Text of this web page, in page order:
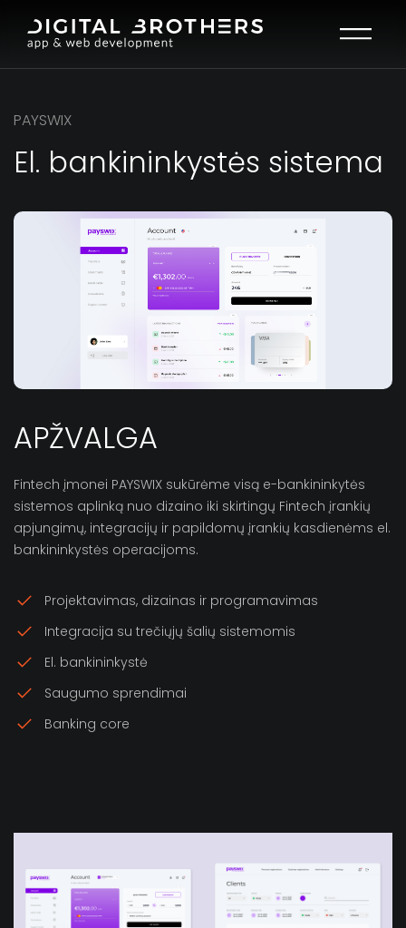
Open
PAYSWIX
El. bankininkystės sistema
APŽVALGA
Fintech įmonei PAYSWIX sukūrėme visą e-bankininkytės
sistemos aplinką nuo dizaino iki skirtingų Fintech įrankių
apjungimų, integracijų ir papildomų įrankių kasdienėms el.
bankininkystės operacijoms.
Projektavimas, dizainas ir programavimas
Integracija su trečiųjų šalių sistemomis
El. bankininkystė
Saugumo sprendimai
Banking core